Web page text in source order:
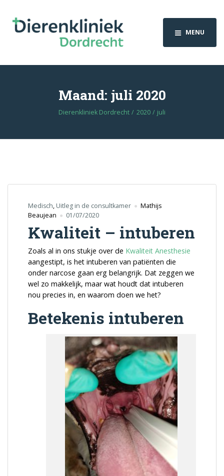
MENU
Maand: juli 2020
Dierenkliniek Dordrecht 2020 juli
Medisch, Uitleg in de consultkamer
Mathijs
Beaujean
01/07/2020
Kwaliteit – intuberen
Zoals al in ons stukje over de Kwaliteit Anesthesie
aangestipt, is het intuberen van patiënten die
onder narcose gaan erg belangrijk. Dat zeggen we
wel zo makkelijk, maar wat houdt dat intuberen
nou precies in, en waarom doen we het?
Betekenis intuberen